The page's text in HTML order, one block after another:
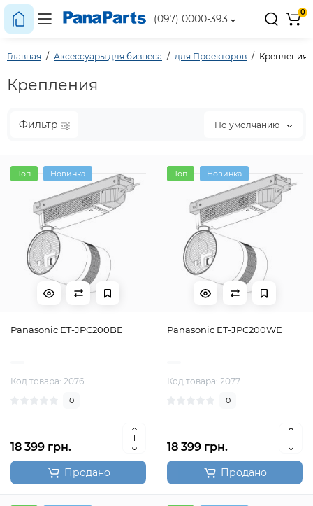
(097) 0000-393
0
Главная Аксессуары для бизнеса для Проекторов Крепления
Крепления
Фильтр По умолчанию
Топ Новинка
Panasonic ET-JPC200BE
Код товара: 2076
0
18 399 грн.
Продано
Топ Новинка
Panasonic ET-JPC200WE
Код товара: 2077
0
18 399 грн.
Продано